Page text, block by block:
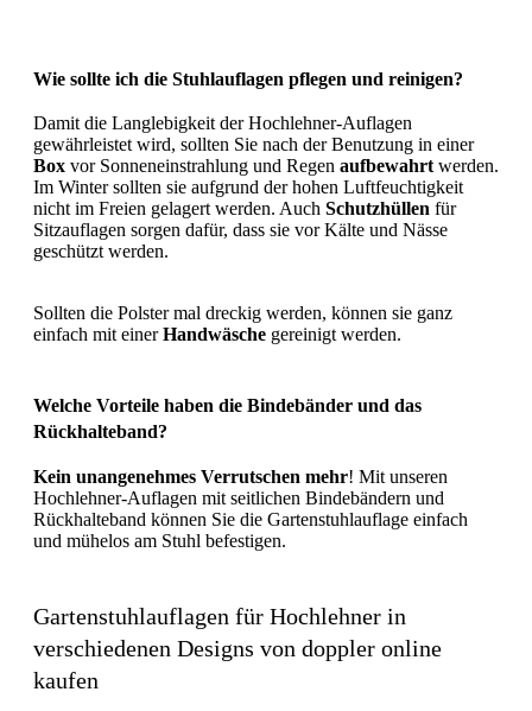
Wie sollte ich die Stuhlauflagen pflegen und reinigen?
Damit die Langlebigkeit der Hochlehner-Auflagen
gewährleistet wird, sollten Sie nach der Benutzung in einer
Box vor Sonneneinstrahlung und Regen aufbewahrt werden.
Im Winter sollten sie aufgrund der hohen Luftfeuchtigkeit
nicht im Freien gelagert werden. Auch Schutzhüllen für
Sitzauflagen sorgen dafür, dass sie vor Kälte und Nässe
geschützt werden.
Sollten die Polster mal dreckig werden, können sie ganz
einfach mit einerHandwäsche gereinigt werden.
Welche Vorteile haben die Bindebänder und das
Rückhalteband?
Kein unangenehmes Verrutschen mehr! Mit unseren
Hochlehner-Auflagen mit seitlichen Bindebändern und
Rückhalteband können Sie die Gartenstuhlauflage einfach
und mühelos am Stuhl befestigen.
Gartenstuhlauflagen für Hochlehner in
verschiedenen Designs von doppler online
kaufen